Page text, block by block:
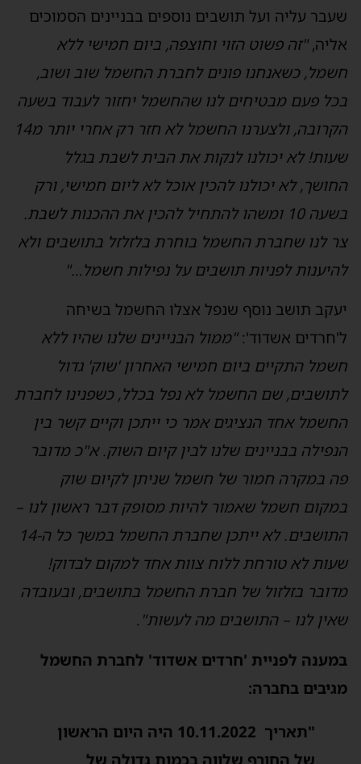
שעבר עליה ועל תושבים נוספים בבניינים הסמוכים
אליה,"זה פשוט הזוי וחוצפה, ביום חמישי ללא
חשמל, כשאנחנו פונים לחברת החשמל שוב ושוב,
בכל פעם מבטיחים לנו שהחשמל יחזור לעבוד בשעה
הקרובה, ולצערנו החשמל לא חזר רק אחרי יותר מ14
שעות! לא יכולנו לנקות את הבית לשבת בגלל
החושך, לא יכולנו להכין אוכל לא ליום חמישי, ורק
בשעה 10 ומשהו להתחיל להכין את ההכנות לשבת.
צר לנו שחברת החשמל בוחרת בלזלזל בתושבים ולא
להיענות לפניות תושבים על נפילות חשמל…"
יעקב תושב נוסף שנפל אצלו החשמל בשיחה
ל'חרדים אשדוד':"ממול הבניינים שלנו שהיו ללא
חשמל התקיים ביום חמישי האחרון 'שוק' גדול
לתושבים, שם החשמל לא נפל בכלל, כשפנינו לחברת
החשמל אחד הנציגים אמר כי ייתכן וקיים קשר בין
הנפילה בבניינים שלנו לבין קיום השוק. א"כ מדובר
פה במקרה חמור של חשמל שניתן לקיום שוק
במקום חשמל שאמור להיות מסופק דבר ראשון לנו –
התושבים. לא ייתכן שחברת החשמל במשך כל ה-14
שעות לא טורחת ללוח צוות אחד למקום לבדוק!
מדובר בזלזול של חברת החשמל בתושבים, ובעובדה
שאין לנו – התושבים מה לעשות" .
במענה לפניית 'חרדים אשדוד' לחברת החשמל
מגיבים בחברה:
"תאריך 10.11.2022 היה היום הראשון